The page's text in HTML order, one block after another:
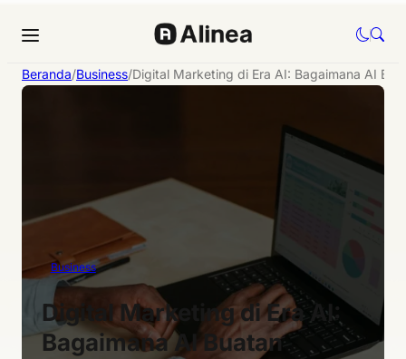
Beranda/Business/Digital Marketing di Era AI: Bagaimana AI
Business
Digital Marketing di Era AI:
Bagaimana AI Buatan